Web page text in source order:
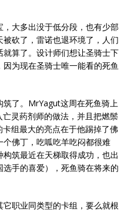
大多出没于低分段，也有少部
砍了，雷诺也退环境了，人们
算了。设计师们想让圣骑士下
为现在圣骑士唯一能看的死鱼
筑了。MrYagut这周在死鱼骑上
灵药剂师的做法，并且把燃鬃
组最大的亮点在于他踢掉了佛
佛丁，吃呱吃羊吃闷都很难
筑最近在天梯取得成功，也出
手的喜爱），死鱼骑在将来的
职业同类型的卡组，要么就根